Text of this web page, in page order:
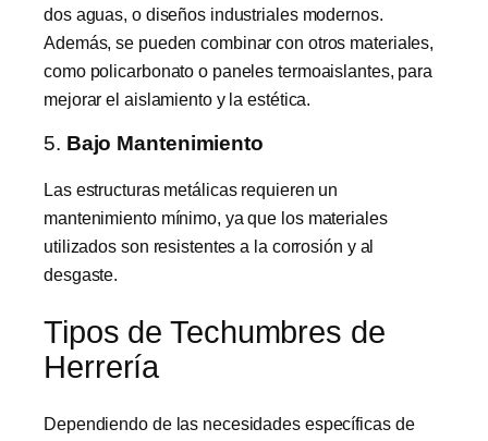
dos aguas, o diseños industriales modernos.
Además, se pueden combinar con otros materiales,
como policarbonato o paneles termoaislantes, para
mejorar el aislamiento y la estética.
5. Bajo Mantenimiento
Las estructuras metálicas requieren un
mantenimiento mínimo, ya que los materiales
utilizados son resistentes a la corrosión y al
desgaste.
Tipos de Techumbres de
Herrería
Dependiendo de las necesidades específicas de